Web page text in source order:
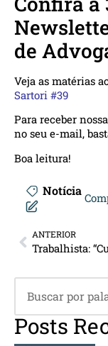
de
Veja as matérias
Sartori #39
Para receber
no seu e-mail,
Boa leitura!
Notícia
ANTERIOR
Posts